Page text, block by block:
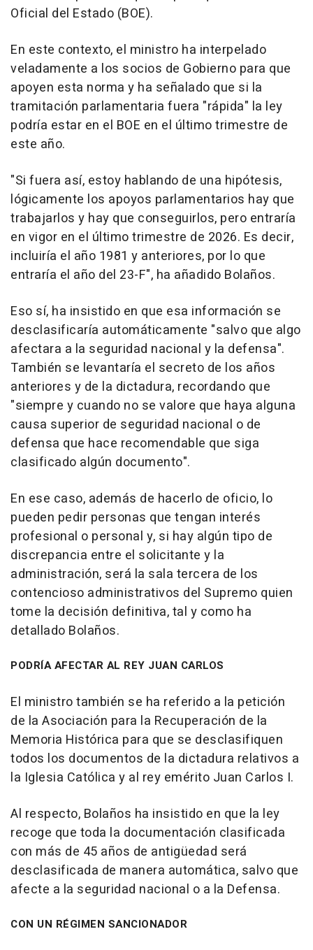
Oficial del Estado (BOE).
En este contexto, el ministro ha interpelado
veladamente a los socios de Gobierno para que
apoyen esta norma y ha señalado que si la
tramitación parlamentaria fuera "rápida" la ley
podría estar en el BOE en el último trimestre de
este año.
"Si fuera así, estoy hablando de una hipótesis,
lógicamente los apoyos parlamentarios hay que
trabajarlos y hay que conseguirlos, pero entraría
en vigor en el último trimestre de 2026. Es decir,
incluiría el año 1981 y anteriores, por lo que
entraría el año del 23-F", ha añadido Bolaños.
Eso sí, ha insistido en que esa información se
desclasificaría automáticamente "salvo que algo
afectara a la seguridad nacional y la defensa".
También se levantaría el secreto de los años
anteriores y de la dictadura, recordando que
"siempre y cuando no se valore que haya alguna
causa superior de seguridad nacional o de
defensa que hace recomendable que siga
clasificado algún documento".
En ese caso, además de hacerlo de oficio, lo
pueden pedir personas que tengan interés
profesional o personal y, si hay algún tipo de
discrepancia entre el solicitante y la
administración, será la sala tercera de los
contencioso administrativos del Supremo quien
tome la decisión definitiva, tal y como ha
detallado Bolaños.
PODRÍA AFECTAR AL REY JUAN CARLOS
El ministro también se ha referido a la petición
de la Asociación para la Recuperación de la
Memoria Histórica para que se desclasifiquen
todos los documentos de la dictadura relativos a
la Iglesia Católica y al rey emérito Juan Carlos I.
Al respecto, Bolaños ha insistido en que la ley
recoge que toda la documentación clasificada
con más de 45 años de antigüedad será
desclasificada de manera automática, salvo que
afecte a la seguridad nacional o a la Defensa.
CON UN RÉGIMEN SANCIONADOR